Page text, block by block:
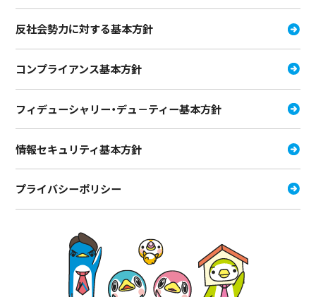
反社会勢力に対する基本方針
コンプライアンス基本方針
フィデューシャリー・デュ－ティー基本方針
情報セキュリティ基本方針
プライバシーポリシー